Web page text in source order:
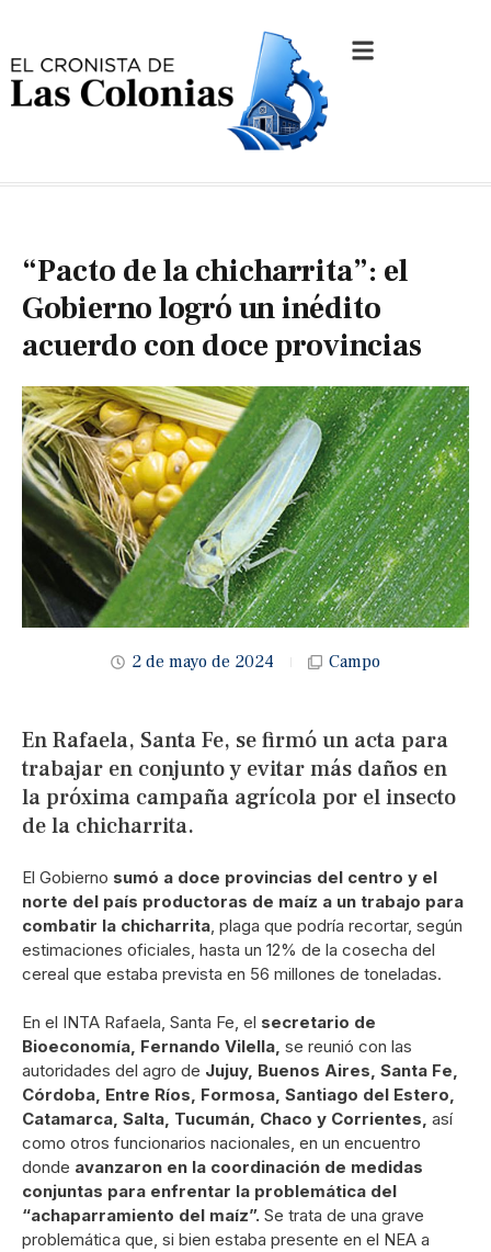
“Pacto de la chicharrita”: el
Gobierno logró un inédito
acuerdo con doce provincias
2 de mayo de 2024 Campo
En Rafaela, Santa Fe, se firmó un acta para
trabajar en conjunto y evitar más daños en
la próxima campaña agrícola por el insecto
de la chicharrita.
El Gobierno sumó a doce provincias del centro y el
norte del país productoras de maíz a un trabajo para
combatir la chicharrita , plaga que podría recortar, según
estimaciones oficiales, hasta un 12% de la cosecha del
cereal que estaba prevista en 56 millones de toneladas.
En el INTA Rafaela, Santa Fe, el secretario de
Bioeconomía, Fernando Vilella, se reunió con las
autoridades del agro de Jujuy, Buenos Aires, Santa Fe,
Córdoba, Entre Ríos, Formosa, Santiago del Estero,
Catamarca, Salta, Tucumán, Chaco y Corrientes, así
como otros funcionarios nacionales, en un encuentro
donde avanzaron en la coordinación de medidas
conjuntas para enfrentar la problemática del
“achaparramiento del maíz”. Se trata de una grave
problemática que, si bien estaba presente en el NEA a